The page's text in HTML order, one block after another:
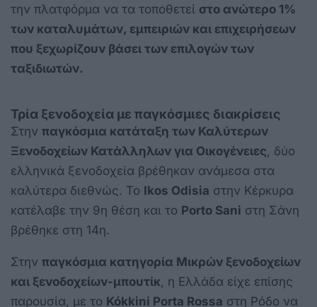
την πλατφόρμα να τα τοποθετεί στο ανώτερο 1%
των καταλυμάτων, εμπειριών και επιχειρήσεων
που ξεχωρίζουν βάσει των επιλογών των
ταξιδιωτών.
Τρία ξενοδοχεία με παγκόσμιες διακρίσεις
Στην παγκόσμια κατάταξη των Καλύτερων
Ξενοδοχείων Κατάλληλων για Οικογένειες , δύο
ελληνικά ξενοδοχεία βρέθηκαν ανάμεσα στα
καλύτερα διεθνώς. Το Ikos Odisia στην Κέρκυρα
κατέλαβε την 9η θέση και το Porto Sani στη Σάνη
βρέθηκε στη 14η.
Στην παγκόσμια κατηγορία Μικρών ξενοδοχείων
και ξενοδοχείων-μπουτίκ , η Ελλάδα είχε επίσης
παρουσία, με το Kókkini Porta Rossa στη Ρόδο να